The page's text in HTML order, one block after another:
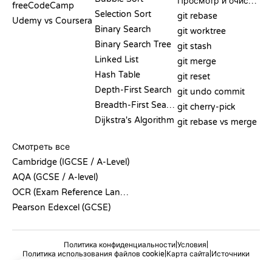
freeCodeCamp
Udemy vs Coursera
Selection Sort
Binary Search
Binary Search Tree
Linked List
Hash Table
Depth-First Search
Breadth-First Search
Dijkstra's Algorithm
git rebase
git worktree
git stash
git merge
git reset
git undo commit
git cherry-pick
git rebase vs merge
Смотреть все
Cambridge (IGCSE / A-Level)
AQA (GCSE / A-level)
OCR (Exam Reference Language)
Pearson Edexcel (GCSE)
Политика конфиденциальности Условия
Политика использования файлов cookie Карта сайта Источники